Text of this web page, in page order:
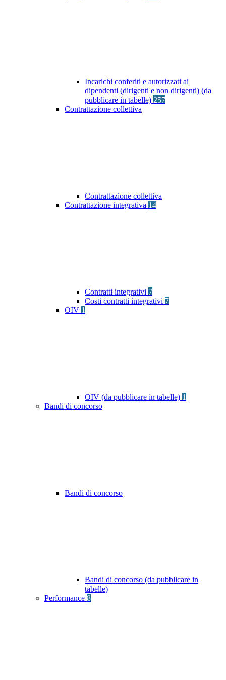
Incarichi conferiti e autorizzati ai
dipendenti (dirigenti e non dirigenti) (da
pubblicare in tabelle) 257
Contrattazione collettiva
Contrattazione collettiva
Contrattazione integrativa 14
Contratti integrativi 7
Costi contratti integrativi 7
OIV 1
OIV (da pubblicare in tabelle) 1
Bandi di concorso
Bandi di concorso
Bandi di concorso (da pubblicare in
tabelle)
Performance 8